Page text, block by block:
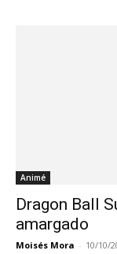
Animé
Dragon Ball
amargado
Moisés Mora - 10/10/